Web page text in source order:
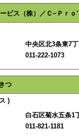
ビス（株）／Ｃ−Ｐｒｏ
中央区北3条東7
011-222-1073
つ
)
白石区菊水五条1
011-821-1181